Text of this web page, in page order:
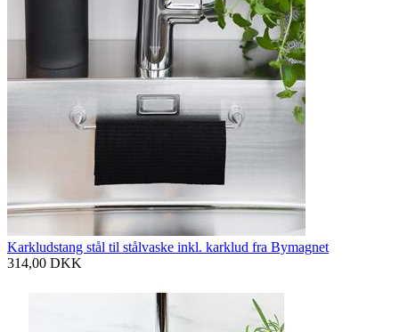
Karkludstang stål til stålvaske inkl. karklud fra Bymagnet
314,00 DKK